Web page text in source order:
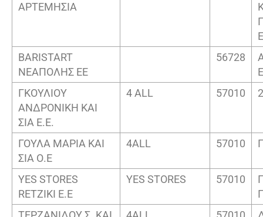
ΑΡΤΕΜΗΣΙΑ
BARISTART
ΝΕΑΠΟΛΗΣ ΕΕ
56728
ΓΚΟΥΛΙΟΥ
ΑΝΔΡΟΝΙΚΗ ΚΑΙ
ΣΙΑ Ε.Ε.
4 ALL 57010
ΓΟΥΛΑ ΜΑΡΙΑ ΚΑΙ
ΣΙΑ Ο.Ε
4ALL 57010
YES STORES
RETZIKI E.E
YES STORES 57010